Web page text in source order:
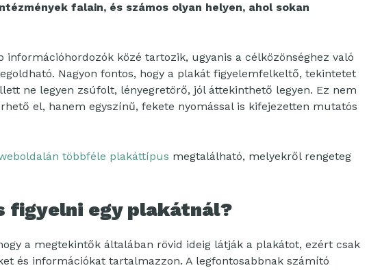
falain, és számos olyan helyen, ahol sokan
információhordozók közé tartozik, ugyanis a célközönséghez való
Nagyon fontos, hogy a plakát figyelemfelkeltő, tekintetet
ne legyen zsúfolt, lényegretörő, jól áttekinthető legyen. Ez nem
el, hanem egyszínű, fekete nyomással is kifejezetten mutatós
többféle plakáttípus megtalálható, melyekről rengeteg
figyelni egy plakátnál?
a megtekintők általában rövid ideig látják a plakátot, ezért csak
és információkat tartalmazzon. A legfontosabbnak számító